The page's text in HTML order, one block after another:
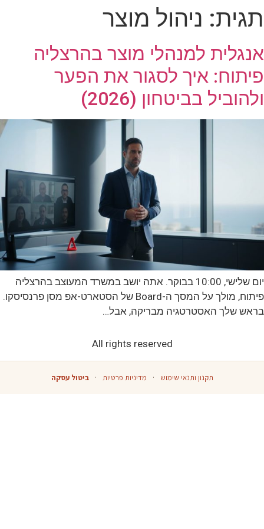
תגית: ניהול מוצר
אנגלית למנהלי מוצר בהרצליה
פיתוח: איך לסגור את הפער
ולהוביל בביטחון (2026)
יום שלישי, 10:00 בבוקר. אתה יושב במשרד המעוצב בהרצליה
פיתוח, מולך על המסך ה-Board של הסטארט-אפ מסן פרנסיסקו.
בראש שלך האסטרטגיה מבריקה, אבל…
All rights reserved
תקנון ותנאי שימוש · מדיניות פרטיות · ביטול עסקה